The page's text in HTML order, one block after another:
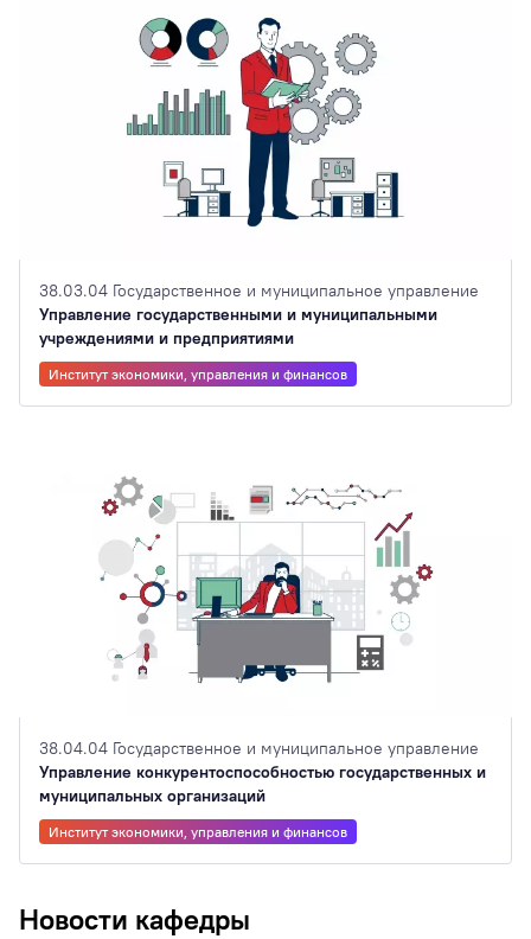
38.03.04 Государственное и муниципальное управление
Управление государственными и муниципальными
учреждениями и предприятиями
Институт экономики, управления и финансов
38.04.04 Государственное и муниципальное управление
Управление конкурентоспособностью государственных и
муниципальных организаций
Институт экономики, управления и финансов
Новости кафедры